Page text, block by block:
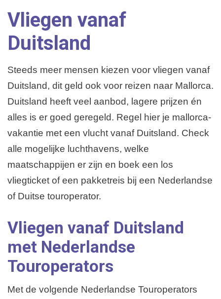
Vliegen vanaf
Duitsland
Steeds meer mensen kiezen voor vliegen vanaf
Duitsland, dit geld ook voor reizen naar Mallorca.
Duitsland heeft veel aanbod, lagere prijzen én
alles is er goed geregeld. Regel hier je mallorca-
vakantie met een vlucht vanaf Duitsland. Check
alle mogelijke luchthavens, welke
maatschappijen er zijn en boek een los
vliegticket of een pakketreis bij een Nederlandse
of Duitse touroperator.
Vliegen vanaf Duitsland
met Nederlandse
Touroperators
Met de volgende Nederlandse Touroperators
Playa de Palma
Overige plaatsen
Weerbericht